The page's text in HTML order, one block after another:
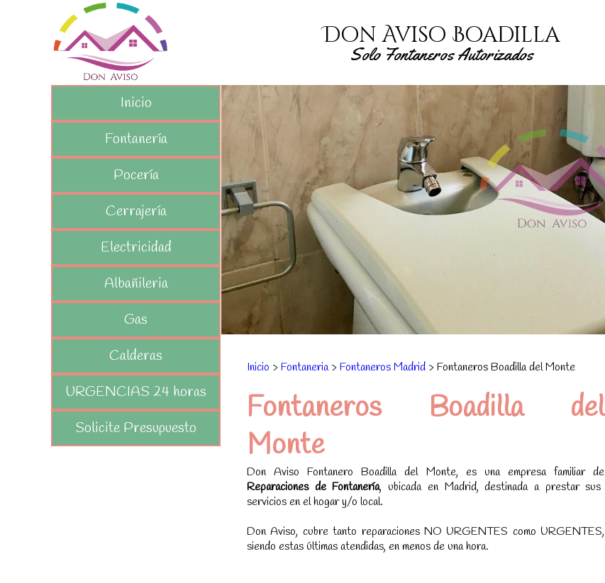
Don Aviso Boadilla
Solo Fontaneros Autorizados
Inicio
Fontanería
Pocería
Cerrajería
Electricidad
Albañileria
Gas
Calderas
URGENCIAS 24 horas
Solicite Presupuesto
Inicio >Fontaneria>Fontaneros Madrid > Fontaneros Boadilla del Monte
Fontaneros Boadilla del
Monte
Don Aviso Fontanero Boadilla del Monte, es una empresa familiar de
Reparaciones de Fontanería, ubicada en Madrid, destinada a prestar sus
servicios en el hogar y/o local.
Don Aviso, cubre tanto reparaciones NO URGENTES como URGENTES,
siendo estas últimas atendidas, en menos de una hora.